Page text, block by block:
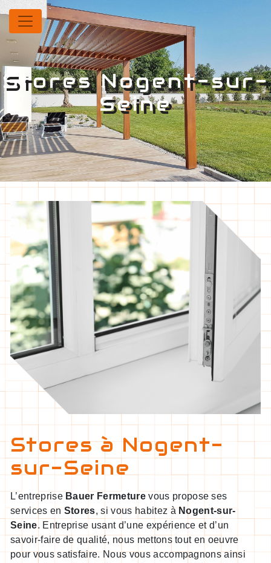
Panneau de gestion des cookies
Stores Nogent-sur-
Seine
Stores à Nogent-
sur-Seine
L’entreprise Bauer Fermeturevous propose ses
services en Stores, si vous habitez à Nogent-sur-
Seine. Entreprise usant d’une expérience et d’un
savoir-faire de qualité, nous mettons tout en oeuvre
pour vous satisfaire. Nous vous accompagnons ainsi